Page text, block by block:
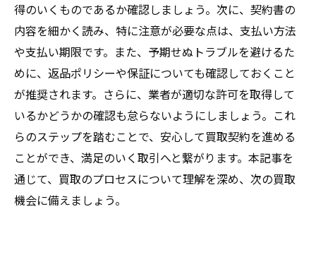
得のいくものであるか確認しましょう。次に、契約書の
内容を細かく読み、特に注意が必要な点は、支払い方法
や支払い期限です。また、予期せぬトラブルを避けるた
めに、返品ポリシーや保証についても確認しておくこと
が推奨されます。さらに、業者が適切な許可を取得して
いるかどうかの確認も怠らないようにしましょう。これ
らのステップを踏むことで、安心して買取契約を進める
ことができ、満足のいく取引へと繋がります。本記事を
通じて、買取のプロセスについて理解を深め、次の買取
機会に備えましょう。